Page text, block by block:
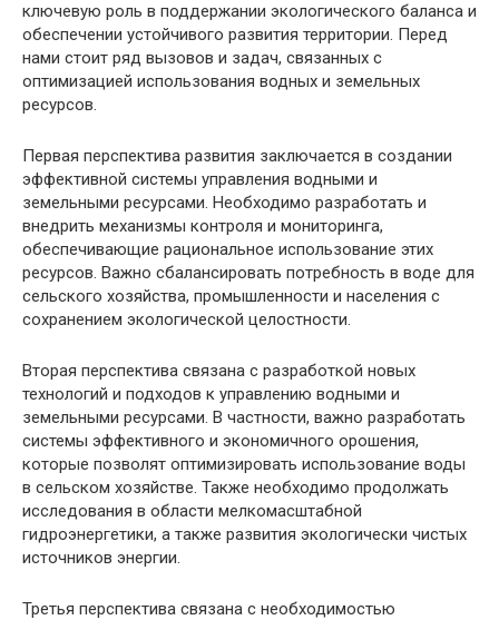
ключевую роль в поддержании экологического баланса и
обеспечении устойчивого развития территории. Перед
нами стоит ряд вызовов и задач, связанных с
оптимизацией использования водных и земельных
ресурсов.
Первая перспектива развития заключается в создании
эффективной системы управления водными и
земельными ресурсами. Необходимо разработать и
внедрить механизмы контроля и мониторинга,
обеспечивающие рациональное использование этих
ресурсов. Важно сбалансировать потребность в воде для
сельского хозяйства, промышленности и населения с
сохранением экологической целостности.
Вторая перспектива связана с разработкой новых
технологий и подходов к управлению водными и
земельными ресурсами. В частности, важно разработать
системы эффективного и экономичного орошения,
которые позволят оптимизировать использование воды
в сельском хозяйстве. Также необходимо продолжать
исследования в области мелкомасштабной
гидроэнергетики, а также развития экологически чистых
источников энергии.
Третья перспектива связана с необходимостью